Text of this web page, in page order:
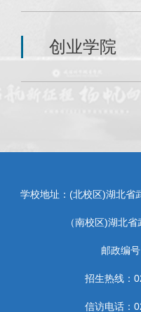
创业学院
学校地址：(北校区)湖北省
（南校区)湖北
邮政编
招生热线：
信访电话：